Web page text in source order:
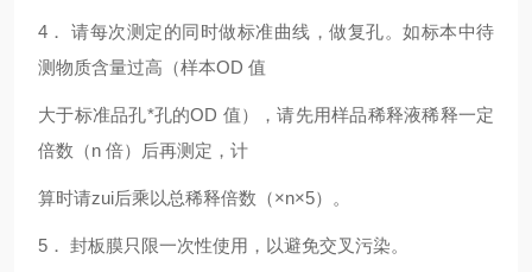
4 ． 请每次测定的同时做标准曲线，做复孔。如标本中待
测物质含量过高（样本OD 值
大于标准品孔*孔的OD 值），请先用样品稀释液稀释一定
倍数（n 倍）后再测定，计
算时请zui后乘以总稀释倍数（×n×5）。
5 ． 封板膜只限一次性使用，以避免交叉污染。